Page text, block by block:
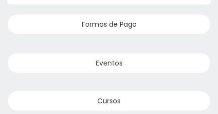
Formas de Pago
Eventos
Cursos